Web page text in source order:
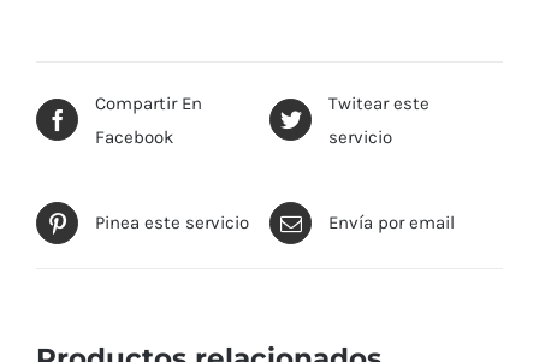
Compartir En
Facebook
Twitear este
servicio
Pinea este servicio Envía por email